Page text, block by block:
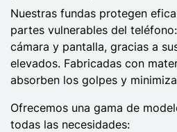
Nuestras fundas protegen
partes vulnerables del
cámara y pantalla, gracias a
elevados. Fabricadas con
absorben los golpes y
Ofrecemos una gama de
todas las necesidades: